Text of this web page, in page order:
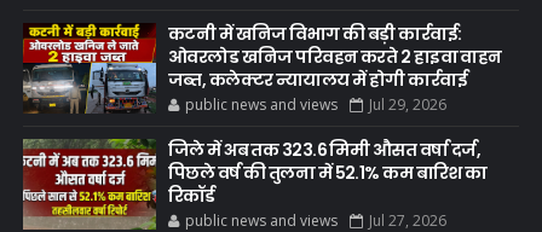
कटनी में खनिज विभाग की बड़ी कार्रवाई:
ओवरलोड खनिज परिवहन करते 2 हाइवा वाहन
जब्त, कलेक्टर न्यायालय में होगी कार्रवाई
public news and views Jul 29, 2026
जिले में अब तक 323.6 मिमी औसत वर्षा दर्ज,
पिछले वर्ष की तुलना में 52.1% कम बारिश का
रिकॉर्ड
public news and views Jul 27, 2026